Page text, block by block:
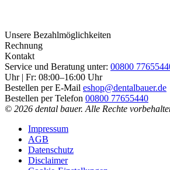
Unsere Bezahlmöglichkeiten
Rechnung
Kontakt
Service und Beratung unter: 00800
Uhr | Fr: 08:00–16:00 Uhr
Bestellen per E-Mail eshop@dentalbauer.de
Bestellen per Telefon 00800 77655440
© 2026 dental bauer. Alle Rechte
Impressum
AGB
Datenschutz
Disclaimer